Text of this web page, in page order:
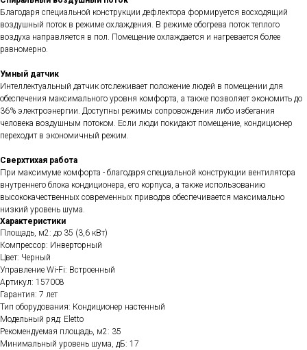
Благодаря специальной конструкции дефлектора формируется восходящий
воздушный поток в режиме охлаждения. В режиме обогрева поток теплого
воздуха направляется в пол. Помещение охлаждается и нагревается более
равномерно.
Умный датчик
Интеллектуальный датчик отслеживает положение людей в помещении для
обеспечения максимального уровня комфорта, а также позволяет экономить до
36% электроэнергии. Доступны режимы сопровождения либо избегания
человека воздушным потоком. Если люди покидают помещение, кондиционер
переходит в экономичный режим.
Сверхтихая работа
При максимуме комфорта - благодаря специальной конструкции вентилятора
внутреннего блока кондиционера, его корпуса, а также использованию
высококачественных современных приводов обеспечивается максимально
низкий уровень шума.
Характеристики
Площадь, м2: до 35 (3,6 кВт)
Компрессор: Инверторный
Цвет: Черный
Управление Wi-Fi: Встроенный
Артикул: 157008
Гарантия: 7 лет
Тип оборудования: Кондиционер настенный
Модельный ряд: Eletto
Рекомендуемая площадь, м2: 35
Минимальный уровень шума, дБ: 17